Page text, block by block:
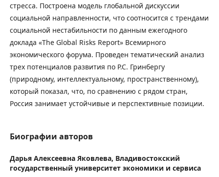
стресса. Построена модель глобальной дискуссии
социальной направленности, что соотносится с трендами
социальной нестабильности по данным ежегодного
доклада «The Global Risks Report» Всемирного
экономического форума. Проведен тематический анализ
трех потенциалов развития по Р.С. Гринбергу
(природному, интеллектуальному, пространственному),
который показал, что, по сравнению с рядом стран,
Россия занимает устойчивые и перспективные позиции.
Биографии авторов
Дарья Алексеевна Яковлева, Владивостокский
государственный университет экономики и сервиса